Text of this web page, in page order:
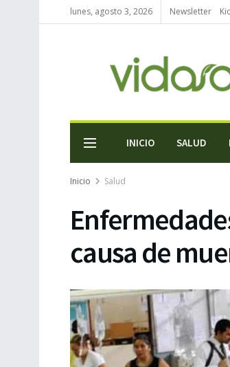
lunes, agosto 3, 2026 Newsletter
INICIO SALUD
Inicio Salud
causa de